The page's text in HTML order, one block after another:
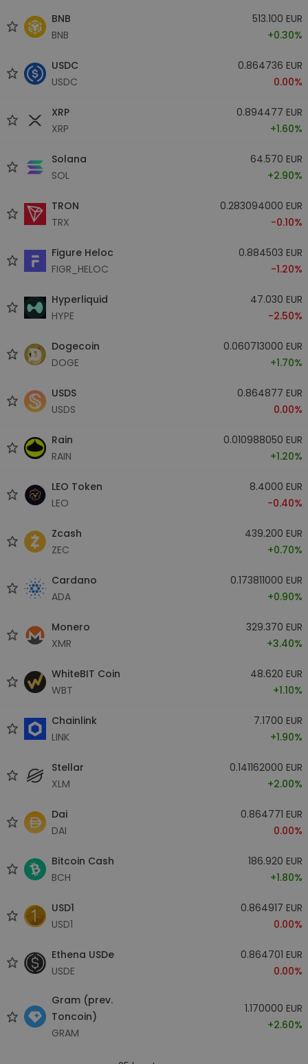
BNB
BNB
513.100 EUR
+0.30%
USDC
USDC
0.864736 EUR
0.00%
XRP
XRP
0.894477 EUR
+1.60%
Solana
SOL
64.570 EUR
+2.90%
TRON
TRX
0.283094000 EUR
-0.10%
Figure Heloc
FIGR_HELOC
0.884503 EUR
-1.20%
Hyperliquid
HYPE
47.030 EUR
-2.50%
Dogecoin
DOGE
0.060713000 EUR
+1.70%
USDS
USDS
0.864877 EUR
0.00%
Rain
RAIN
0.010988050 EUR
+1.20%
LEO Token
LEO
8.4000 EUR
-0.40%
Zcash
ZEC
439.200 EUR
+0.70%
Cardano
ADA
0.173811000 EUR
+0.90%
Monero
XMR
329.370 EUR
+3.40%
WhiteBIT Coin
WBT
48.620 EUR
+1.10%
Chainlink
LINK
7.1700 EUR
+1.90%
Stellar
XLM
0.141162000 EUR
+2.00%
Dai
DAI
0.864771 EUR
0.00%
Bitcoin Cash
BCH
186.920 EUR
+1.80%
USD1
USD1
0.864917 EUR
0.00%
Ethena USDe
USDE
0.864701 EUR
0.00%
Gram (prev.
Toncoin)
GRAM
1.170000 EUR
+2.60%